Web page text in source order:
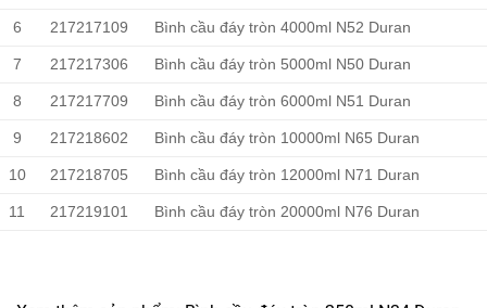
6 217217109 Bình cầu đáy tròn 4000ml N52 Duran
7 217217306 Bình cầu đáy tròn 5000ml N50 Duran
8 217217709 Bình cầu đáy tròn 6000ml N51 Duran
9 217218602 Bình cầu đáy tròn 10000ml N65 Duran
10 217218705 Bình cầu đáy tròn 12000ml N71 Duran
11 217219101 Bình cầu đáy tròn 20000ml N76 Duran